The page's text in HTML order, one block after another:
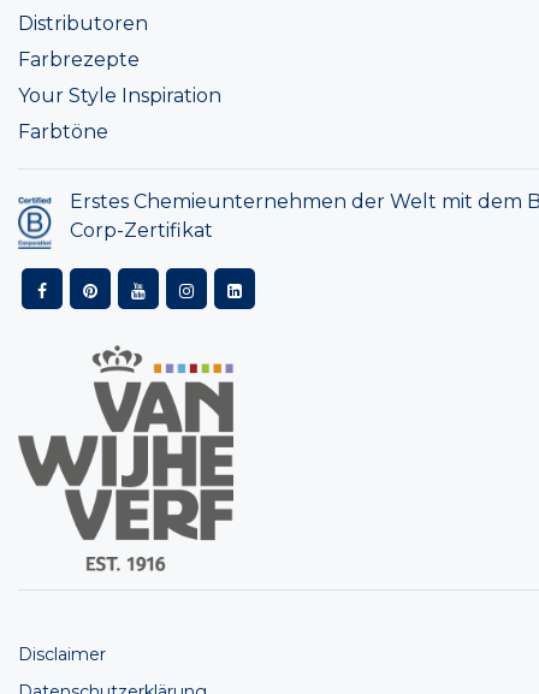
Distributoren
Farbrezepte
Your Style Inspiration
Farbtöne
Erstes Chemieunternehmen der Welt mit dem
Corp-Zertifikat
Disclaimer